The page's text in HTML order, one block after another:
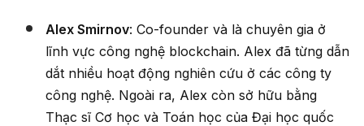
Alex Smirnov: Co-founder và là chuyên gia ở
lĩnh vực công nghệ blockchain. Alex đã từng dẫn
dắt nhiều hoạt động nghiên cứu ở các công ty
công nghệ. Ngoài ra, Alex còn sở hữu bằng
Thạc sĩ Cơ học và Toán học của Đại học quốc